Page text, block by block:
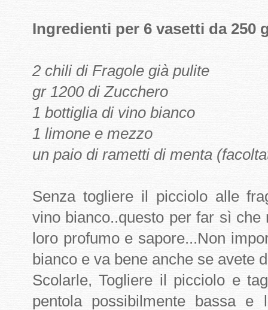
Ingredienti per 6 vasetti da 250
2 chili di Fragole già pulite
gr 1200 di Zucchero
1 bottiglia di vino bianco
1 limone e mezzo
un paio di rametti di menta
Senza togliere il picciolo alle
vino bianco..questo per far sì
loro profumo e sapore...Non
bianco e va bene anche se avete
Scolarle, Togliere il picciolo e
pentola possibilmente bassa